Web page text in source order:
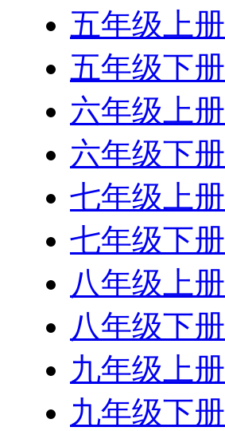
五年级上册
五年级下册
六年级上册
六年级下册
七年级上册
七年级下册
八年级上册
八年级下册
九年级上册
九年级下册